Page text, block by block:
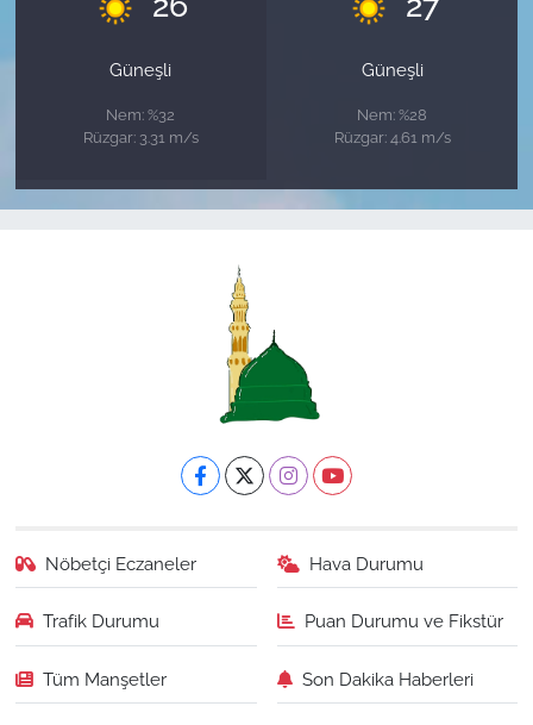
Güneşli
Nem: %32
Rüzgar: 3.31 m/s
Güneşli
Nem: %28
Rüzgar: 4.61 m/s
Nöbetçi Eczaneler Hava Durumu
Trafik Durumu Puan Durumu ve Fikstür
Tüm Manşetler Son Dakika Haberleri